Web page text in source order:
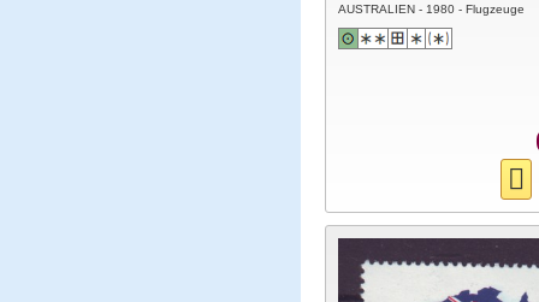
AUSTRALIEN - 1980 - Flugzeuge